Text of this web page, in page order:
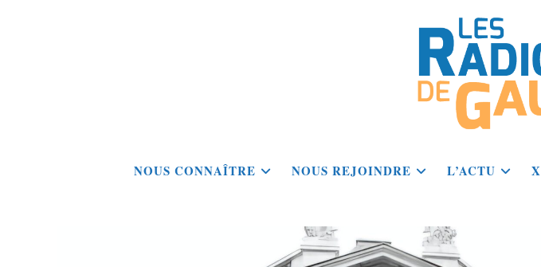
NOUS CONNAÎTRE NOUS REJOINDRE L’ACTU X